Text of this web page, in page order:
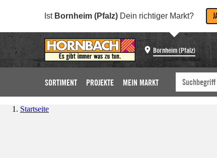
Ist Bornheim (Pfalz) Dein richtiger Markt?
Bornheim (Pfalz)
SORTIMENT PROJEKTE MEIN MARKT
Startseite